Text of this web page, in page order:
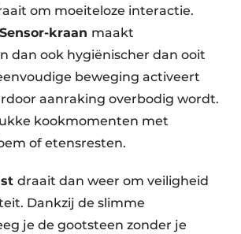
om moeiteloze interactie.
kraan maakt
dan ook hygiënischer dan ooit
beweging activeert
aanraking overbodig wordt.
kookmomenten met
of etensresten.
draait dan weer om veiligheid
Dankzij de slimme
je de gootsteen zonder je